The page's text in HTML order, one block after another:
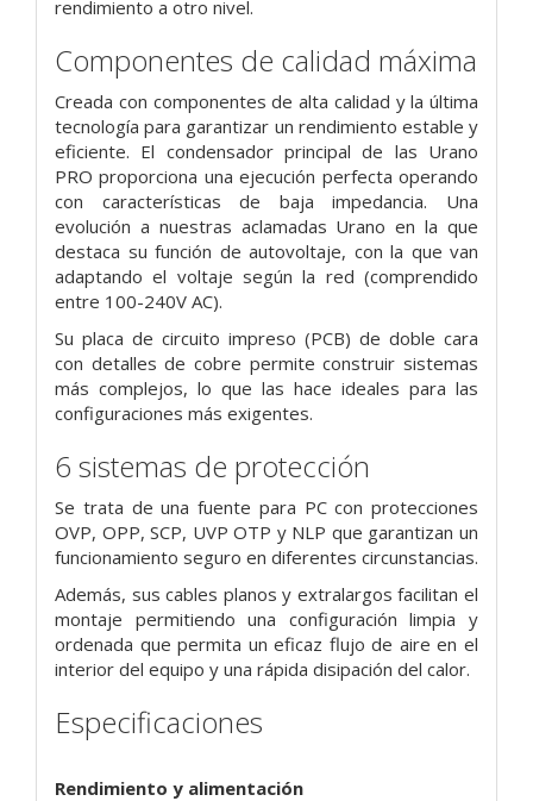
rendimiento a otro nivel.
Componentes de calidad máxima
Creada con componentes de alta calidad y la última
tecnología para garantizar un rendimiento estable y
eficiente. El condensador principal de las Urano
PRO proporciona una ejecución perfecta operando
con características de baja impedancia. Una
evolución a nuestras aclamadas Urano en la que
destaca su función de autovoltaje, con la que van
adaptando el voltaje según la red (comprendido
entre 100-240V AC).
Su placa de circuito impreso (PCB) de doble cara
con detalles de cobre permite construir sistemas
más complejos, lo que las hace ideales para las
configuraciones más exigentes.
6 sistemas de protección
Se trata de una fuente para PC con protecciones
OVP, OPP, SCP, UVP OTP y NLP que garantizan un
funcionamiento seguro en diferentes circunstancias.
Además, sus cables planos y extralargos facilitan el
montaje permitiendo una configuración limpia y
ordenada que permita un eficaz flujo de aire en el
interior del equipo y una rápida disipación del calor.
Especificaciones
Rendimiento y alimentación